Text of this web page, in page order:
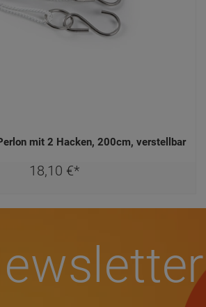
mit 2 Hacken, 200cm, verstellbar
18,10 €*